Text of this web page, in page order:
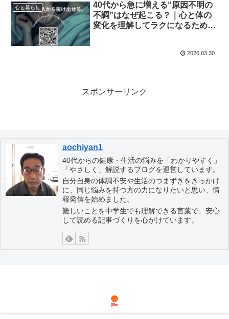
心と暮らし
40代から急に増える“原因不明の
不調”はなぜ起こる？｜心と体の
変化を理解してラクになるための
2026.03.30
スポンサーリンク
aochiyan1
40代からの健康・生活の悩みを「わかりやすく」
「やさしく」解説するブログを運営しています。
自分自身の体調不安や生活のつまずきをきっかけ
に、同じ悩みを持つ方の力になりたいと思い、情
報発信を始めました。
難しいことを中学生でも理解できる言葉で、安心
して読める記事づくりを心がけています。